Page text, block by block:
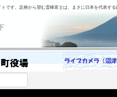
です。足柄から望む霊峰富士は、まさに日本を代表す